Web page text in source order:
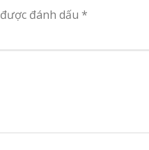
đánh dấu *